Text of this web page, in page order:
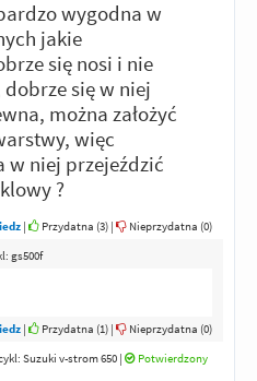
wygodna w
jakie
się nosi i nie
się w niej
można założyć
więc
w niej przejeździć
?
| Przydatna (3) | Nieprzydatna (0)
gs500f
| Przydatna (1) | Nieprzydatna (0)
Suzuki v-strom 650 |
Potwierdzony